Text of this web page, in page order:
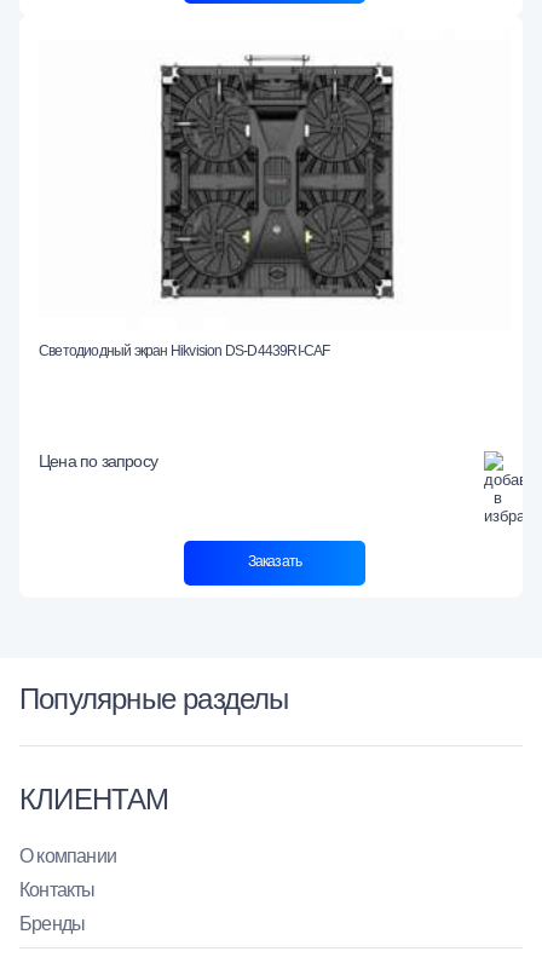
Светодиодный экран Hikvision DS-D4439RI-CAF
Цена по запросу
Заказать
Популярные разделы
КЛИЕНТАМ
О компании
Контакты
Бренды